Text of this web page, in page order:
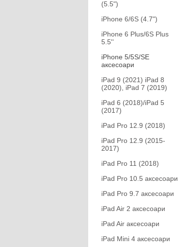
(5.5")
iPhone 6/6S (4.7")
iPhone 6 Plus/6S Plus
5.5''
iPhone 5/5S/SE
аксесоари
iPad 9 (2021) iPad 8
(2020), iPad 7 (2019)
iPad 6 (2018)/iPad 5
(2017)
iPad Pro 12.9 (2018)
iPad Pro 12.9 (2015-
2017)
iPad Pro 11 (2018)
iPad Pro 10.5 аксесоари
iPad Pro 9.7 аксесоари
iPad Air 2 аксесоари
iPad Air аксесоари
iPad Mini 4 аксесоари